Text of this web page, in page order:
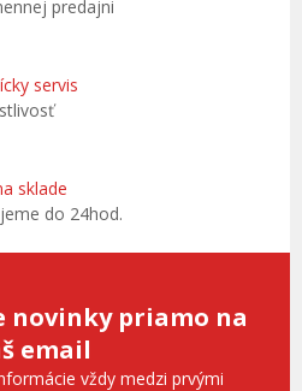
predajni
servis
sklade
do 24hod.
novinky priamo na
email
vždy medzi prvými